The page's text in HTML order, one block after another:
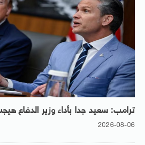
ترامب: سعيد جدا بأداء وزير الدفاع
2026-08-06